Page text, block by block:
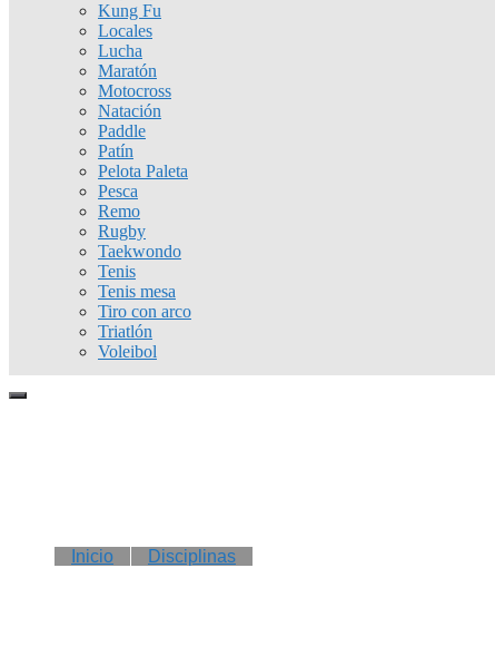
Kung Fu
Locales
Lucha
Maratón
Motocross
Natación
Paddle
Patín
Pelota Paleta
Pesca
Remo
Rugby
Taekwondo
Tenis
Tenis mesa
Tiro con arco
Triatlón
Voleibol
Inicio Disciplinas